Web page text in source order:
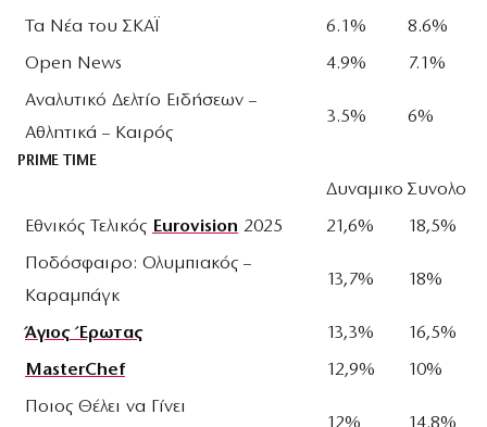
Τα Νέα του ΣΚΑΪ
6.1%
8.6%
Open News
4.9%
7.1%
Αναλυτικό Δελτίο Ειδήσεων –
Αθλητικά – Καιρός
3.5% 6%
PRIME TIME
Δυναμικο Συνολο
Εθνικός Τελικός Eurovision 2025 21,6%
18,5%
Ποδόσφαιρο: Ολυμπιακός –
Καραμπάγκ
13,7% 18%
Άγιος Έρωτας 13,3%
16,5%
MasterChef
12,9%
10%
Ποιος Θέλει να Γίνει
12%
14.8%